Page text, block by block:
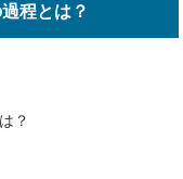
程とは？
？